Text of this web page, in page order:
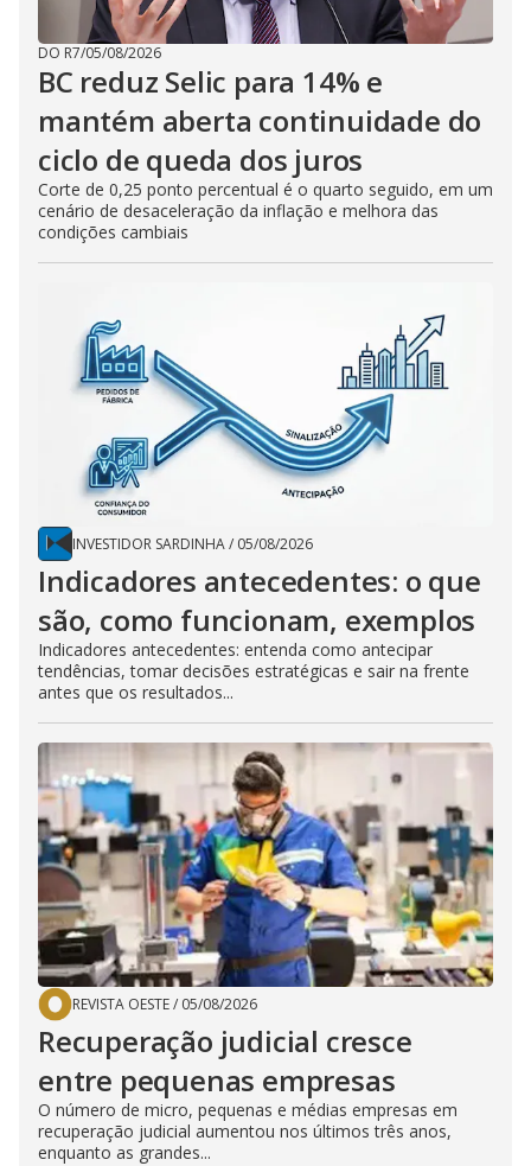
DO R7/05/08/2026
BC reduz Selic para 14% e
mantém aberta continuidade do
ciclo de queda dos juros
Corte de 0,25 ponto percentual é o quarto seguido, em um
cenário de desaceleração da inflação e melhora das
condições cambiais
INVESTIDOR SARDINHA/ 05/08/2026
Indicadores antecedentes: o que
são, como funcionam, exemplos
Indicadores antecedentes: entenda como antecipar
tendências, tomar decisões estratégicas e sair na frente
antes que os resultados...
REVISTA OESTE/ 05/08/2026
Recuperação judicial cresce
entre pequenas empresas
O número de micro, pequenas e médias empresas em
recuperação judicial aumentou nos últimos três anos,
enquanto as grandes...